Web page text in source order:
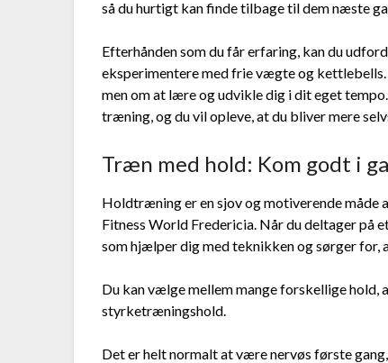
så du hurtigt kan finde tilbage til dem næste
Efterhånden som du får erfaring, kan du
eksperimentere med frie vægte og kettlebells.
men om at lære og udvikle dig i dit eget
træning, og du vil opleve, at du bliver mere
Træn med hold: Kom godt i
Holdtræning er en sjov og motiverende måde
Fitness World Fredericia. Når du deltager på
som hjælper dig med teknikken og sørger for,
Du kan vælge mellem mange forskellige
styrketræningshold.
Det er helt normalt at være nervøs første